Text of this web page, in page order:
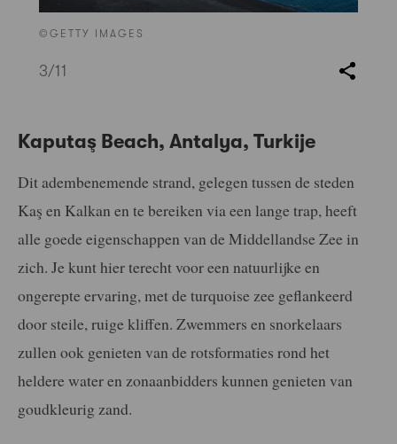
©GETTY IMAGES
3/11
Kaputaş Beach, Antalya, Turkije
Dit adembenemende strand, gelegen tussen de steden
Kaş en Kalkan en te bereiken via een lange trap, heeft
alle goede eigenschappen van de Middellandse Zee in
zich. Je kunt hier terecht voor een natuurlijke en
ongerepte ervaring, met de turquoise zee geflankeerd
door steile, ruige kliffen. Zwemmers en snorkelaars
zullen ook genieten van de rotsformaties rond het
heldere water en zonaanbidders kunnen genieten van
goudkleurig zand.